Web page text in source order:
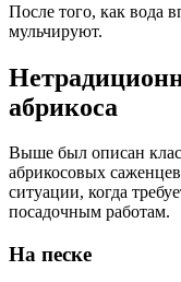
После того, как вода
мульчируют.
абрикоса
Выше был описан
абрикосовых
ситуации, когда
посадочным работам.
На песке